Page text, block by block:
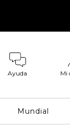
Ayuda Mi
Mundial